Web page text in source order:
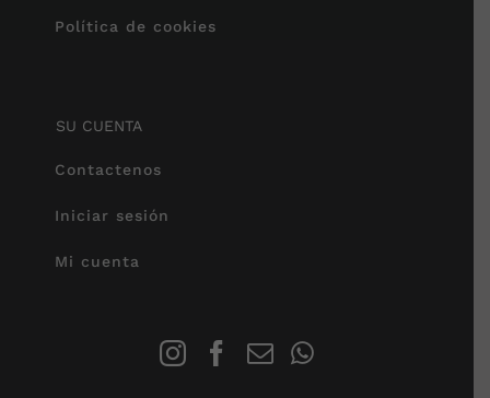
Política de cookies
SU CUENTA
Contactenos
Iniciar sesión
Mi cuenta